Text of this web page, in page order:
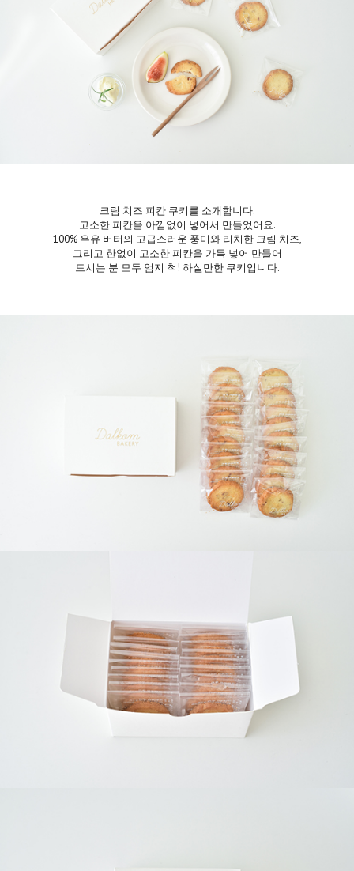
크림 치즈 피칸 쿠키를 소개합니다.
고소한 피칸을 아낌없이 넣어서 만들었어요.
100% 우유 버터의 고급스러운 풍미와 리치한 크림 치즈,
그리고 한없이 고소한 피칸을 가득 넣어 만들어
드시는 분 모두 엄지 척! 하실만한 쿠키입니다.